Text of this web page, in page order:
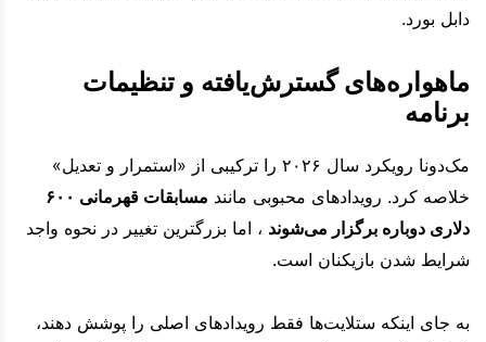
دابل بورد.
ماهواره‌های گسترش‌یافته و تنظیمات
برنامه
مک‌دونا رویکرد سال ۲۰۲۶ را ترکیبی از «استمرار و تعدیل»
خلاصه کرد. رویدادهای محبوبی مانند
مسابقات قهرمانی ۶۰۰
دلاری دوباره برگزار می‌شوند ، اما بزرگترین تغییر در نحوه واجد
شرایط شدن بازیکنان است.
به جای اینکه ستلایت‌ها فقط رویدادهای اصلی را پوشش دهند،